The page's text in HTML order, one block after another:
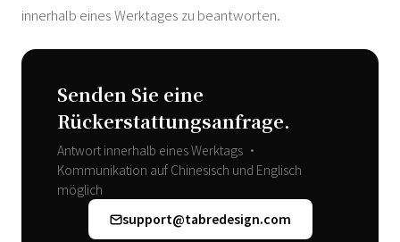
innerhalb eines Werktages zu beantworten.
Senden Sie eine
Rückerstattungsanfrage.
Antwort innerhalb eines Werktags •
Kommunikation auf Chinesisch und Englisch
möglich
support@tabredesign.com